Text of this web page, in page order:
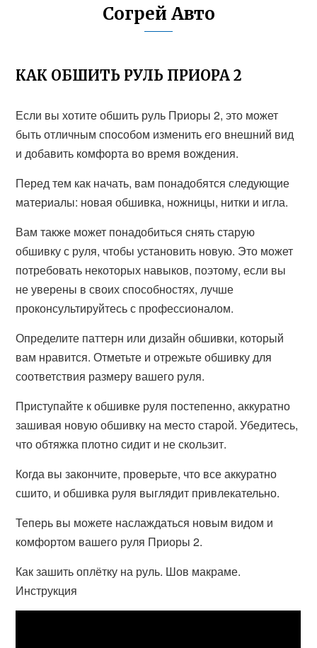
Согрей Авто
КАК ОБШИТЬ РУЛЬ ПРИОРА 2
Если вы хотите обшить руль Приоры 2, это может
быть отличным способом изменить его внешний вид
и добавить комфорта во время вождения.
Перед тем как начать, вам понадобятся следующие
материалы: новая обшивка, ножницы, нитки и игла.
Вам также может понадобиться снять старую
обшивку с руля, чтобы установить новую. Это может
потребовать некоторых навыков, поэтому, если вы
не уверены в своих способностях, лучше
проконсультируйтесь с профессионалом.
Определите паттерн или дизайн обшивки, который
вам нравится. Отметьте и отрежьте обшивку для
соответствия размеру вашего руля.
Приступайте к обшивке руля постепенно, аккуратно
зашивая новую обшивку на место старой. Убедитесь,
что обтяжка плотно сидит и не скользит.
Когда вы закончите, проверьте, что все аккуратно
сшито, и обшивка руля выглядит привлекательно.
Теперь вы можете наслаждаться новым видом и
комфортом вашего руля Приоры 2.
Как зашить оплётку на руль. Шов макраме.
Инструкция